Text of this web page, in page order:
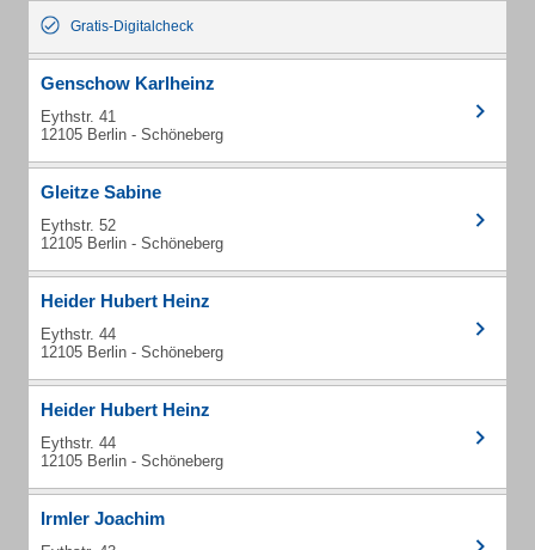
Gratis-Digitalcheck
Genschow Karlheinz
Eythstr. 41
12105 Berlin - Schöneberg
Gleitze Sabine
Eythstr. 52
12105 Berlin - Schöneberg
Heider Hubert Heinz
Eythstr. 44
12105 Berlin - Schöneberg
Heider Hubert Heinz
Eythstr. 44
12105 Berlin - Schöneberg
Irmler Joachim